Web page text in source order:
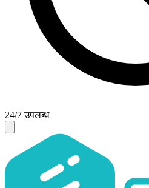
24/7 उपलब्ध